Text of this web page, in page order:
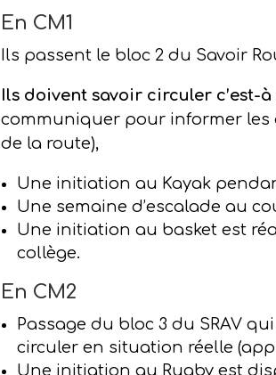
En CM1
Ils passent le bloc 2 du Savoir
Ils doivent savoir circuler c’est-
communiquer pour informer les
de la route),
Une initiation au Kayak
Une semaine d’escalade au
Une initiation au basket est
collège.
En CM2
Passage du bloc 3 du SRAV
circuler en situation réelle
Une initiation au Rugby est